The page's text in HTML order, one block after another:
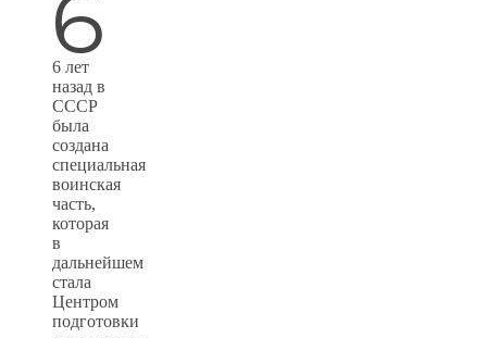
6
6 лет
назад в
СССР
была
создана
специальная
воинская
часть,
которая
в
дальнейшем
стала
Центром
подготовки